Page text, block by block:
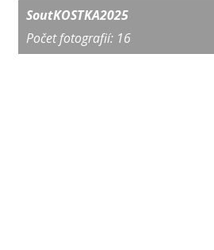
SoutKOSTKA2025
Počet fotografií: 16